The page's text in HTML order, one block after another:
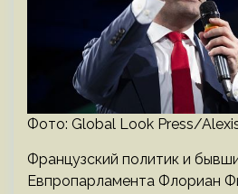
Фото: Global Look Press/
Французский политик и
Евпропарламента Флориан